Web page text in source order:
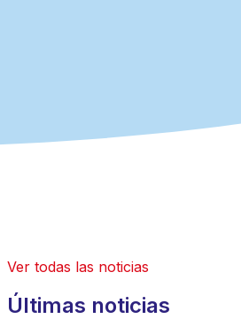
Ver todas las noticias
Últimas noticias